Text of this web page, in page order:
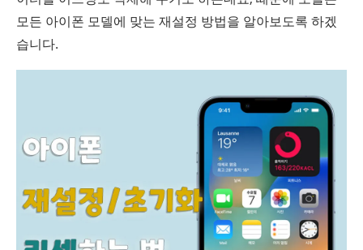
모든 아이폰 모델에 맞는 재설정 방법을 알아보도록 하겠
습니다.